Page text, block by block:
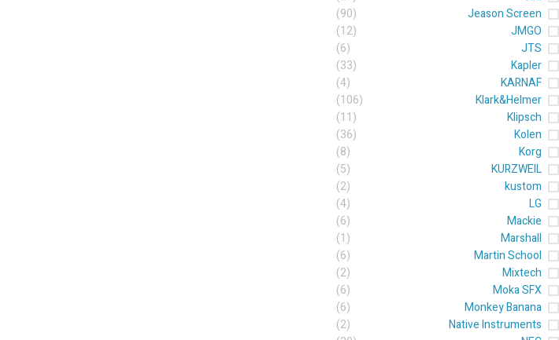
Jeason Screen
(90)
JMGO
(12)
JTS
(6)
Kapler
(33)
KARNAF
(4)
Klark&Helmer
(106)
Klipsch
(11)
Kolen
(36)
Korg
(8)
KURZWEIL
(5)
kustom
(2)
LG
(4)
Mackie
(6)
Marshall
(1)
Martin School
(6)
Mixtech
(2)
Moka SFX
(6)
Monkey Banana
(6)
Native Instruments
(2)